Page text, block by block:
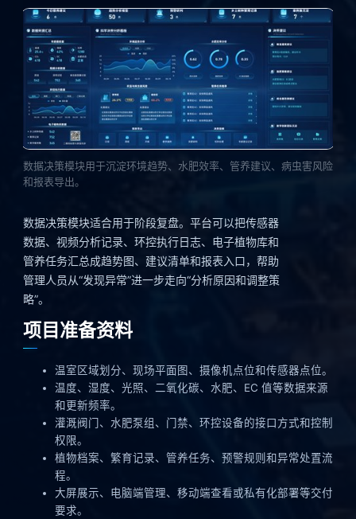
数据决策模块用于沉淀环境趋势、水肥效率、管养建议、病虫害风险
和报表导出。
数据决策模块适合用于阶段复盘。平台可以把传感器
数据、视频分析记录、环控执行日志、电子植物库和
管养任务汇总成趋势图、建议清单和报表入口，帮助
管理人员从“发现异常”进一步走向“分析原因和调整策
略”。
项目准备资料
温室区域划分、现场平面图、摄像机点位和传感器点位。
温度、湿度、光照、二氧化碳、水肥、EC 值等数据来源
和更新频率。
灌溉阀门、水肥泵组、门禁、环控设备的接口方式和控制
权限。
植物档案、繁育记录、管养任务、预警规则和异常处置流
程。
大屏展示、电脑端管理、移动端查看或私有化部署等交付
要求。